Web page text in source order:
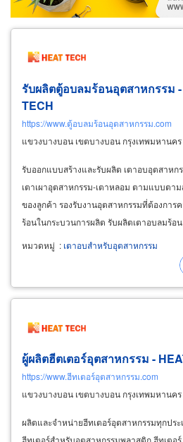
ผู้ส่งออก/นำเข้า
ธุรกิจบริการ
รับผลิตตู้อบลมร้อนอุตสาหกรรม -
TECH
https://www.ตู้อบลมร้อนอุตสาหกรรม.com
แขวงบางบอน เขตบางบอน กรุงเทพมหานคร
รับออกแบบสร้างและรับผลิต เตาอบอุตสาหก
เตาเผาอุตสาหกรรม-เตาหลอม ตามแบบตาม
ของลูกค้า รองรับงานอุตสาหกรรมที่ต้องการ
ร้อนในกระบวนการผลิต รับผลิตเตาอบลมร้อน
หมุนเวียน ตู้อบลมร้อนหมุนเวียน ควมคุมอุณห
ได้ตั้งแต่ 60°c ถึง 700°c อ่านรายละเอียดเ
หมวดหมู่ : เตาอบสำหรับอุตสาหกรรม
ผู้ผลิตฮีตเตอร์อุตสาหกรรม -
https://www.ฮีทเตอร์อุตสาหกรรม.com
แขวงบางบอน เขตบางบอน กรุงเทพมหานคร
ผลิตและจำหน่ายฮีทเตอร์อุตสาหกรรมทุกประ
ฮีทเตอร์สำหรับอุตสาหกรรมพลาสติก ฮีทเตอร์